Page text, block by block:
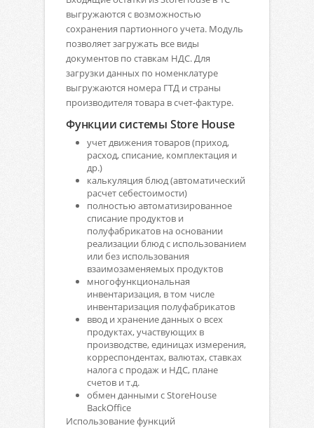
выгружаются с возможностью
сохранения партионного учета. Модуль
позволяет загружать все виды
документов по ставкам НДС. Для
загрузки данных по номенклатуре
выгружаются номера ГТД и страны
производителя товара в счет-фактуре.
Функции системы Store House
учет движения товаров (приход,
расход, списание, комплектация и
др.)
калькуляция блюд (автоматический
расчет себестоимости)
полностью автоматизированное
списание продуктов и
полуфабрикатов на основании
реализации блюд с использованием
или без использования
взаимозаменяемых продуктов
многофункциональная
инвентаризация, в том числе
инвентаризация полуфабрикатов
ввод и хранение данных о всех
продуктах, участвующих в
производстве, единицах измерения,
корреспондентах, валютах, ставках
налога с продаж и НДС, плане
счетов и т.д.
обмен данными с StoreHouse
BackOffice
Использование функций